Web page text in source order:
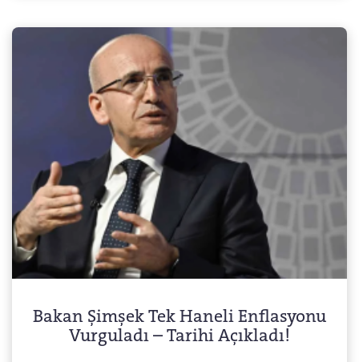
Bakan Şimşek Tek Haneli Enflasyonu
Vurguladı – Tarihi Açıkladı!